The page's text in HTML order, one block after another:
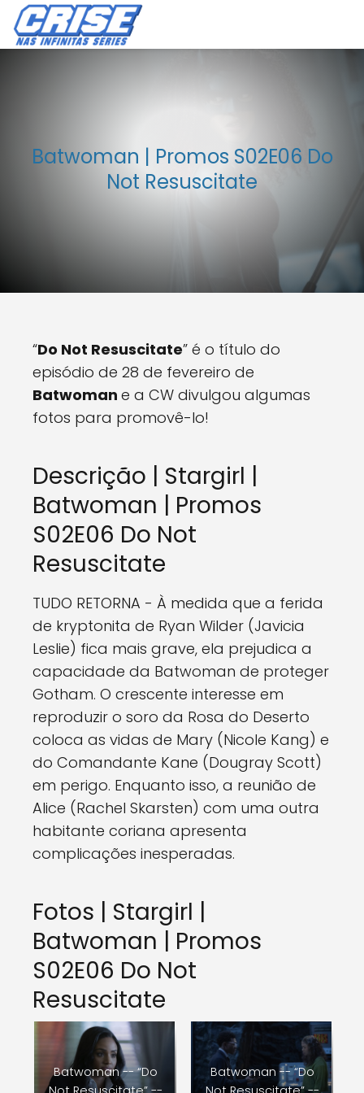
Batwoman | Promos S02E06 Do
Not Resuscitate
“Do Not Resuscitate” é o título do
episódio de 28 de fevereiro de
Batwoman e a CW divulgou algumas
fotos para promovê-lo!
Descrição | Stargirl |
Batwoman | Promos
S02E06 Do Not
Resuscitate
TUDO RETORNA - À medida que a ferida
de kryptonita de Ryan Wilder (Javicia
Leslie) fica mais grave, ela prejudica a
capacidade da Batwoman de proteger
Gotham. O crescente interesse em
reproduzir o soro da Rosa do Deserto
coloca as vidas de Mary (Nicole Kang) e
do Comandante Kane (Dougray Scott)
em perigo. Enquanto isso, a reunião de
Alice (Rachel Skarsten) com uma outra
habitante coriana apresenta
complicações inesperadas.
Fotos | Stargirl |
Batwoman | Promos
S02E06 Do Not
Resuscitate
Batwoman -- “Do
Batwoman -- “Do